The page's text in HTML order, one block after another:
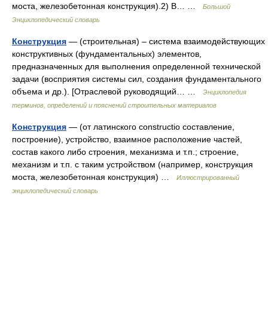
моста, железобетонная конструкция).2) В… …
Большой
Энциклопедический словарь
Конструкция — (строительная) – система взаимодействующих
конструктивных (фундаментальных) элементов,
предназначенных для выполнения определенной технической
задачи (восприятия системы сил, создания фундаментального
объема и др.). [Отраслевой руководящий… …
Энциклопедия
терминов, определений и пояснений строительных материалов
Конструкция — (от латинского constructio составление,
построение), устройство, взаимное расположение частей,
состав какого либо строения, механизма и т.п.; строение,
механизм и т.п. с таким устройством (например, конструкция
моста, железобетонная конструкция) …
Иллюстрированный
энциклопедический словарь